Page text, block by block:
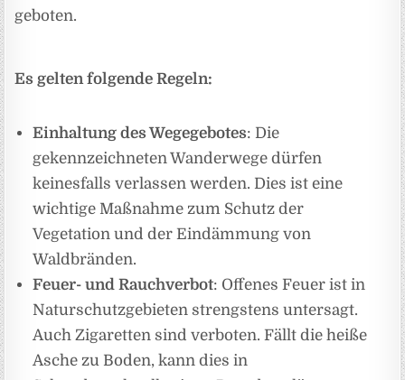
geboten.
Es gelten folgende Regeln:
Einhaltung des Wegegebotes: Die
gekennzeichneten Wanderwege dürfen
keinesfalls verlassen werden. Dies ist eine
wichtige Maßnahme zum Schutz der
Vegetation und der Eindämmung von
Waldbränden.
Feuer- und Rauchverbot: Offenes Feuer ist in
Naturschutzgebieten strengstens untersagt.
Auch Zigaretten sind verboten. Fällt die heiße
Asche zu Boden, kann dies in